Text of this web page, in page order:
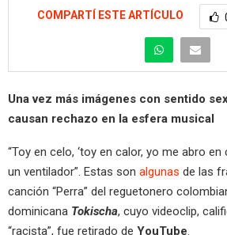
COMPARTÍ ESTE ARTÍCULO
Una vez más imágenes con sentido
causan rechazo en la esfera musical
“Toy en celo, ‘toy en calor, yo me abro
un ventilador”. Estas son algunas de las
canción “Perra” del reguetonero
dominicana Tokischa, cuyo videoclip,
“racista”, fue retirado de YouTube.